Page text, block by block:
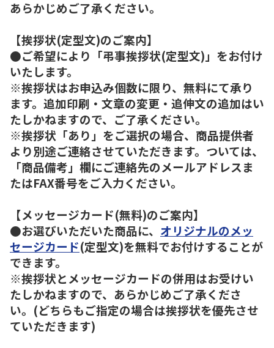
あらかじめご了承ください。
【挨拶状(定型文)のご案内】
●ご希望により「弔事挨拶状(定型文)」をお付け
いたします。
※挨拶状はお申込み個数に限り、無料にて承り
ます。追加印刷・文章の変更・追伸文の追加はい
たしかねますので、ご了承ください。
※挨拶状「あり」をご選択の場合、商品提供者
より別途ご連絡させていただきます。ついては、
「商品備考」欄にご連絡先のメールアドレスま
たはFAX番号をご入力ください。
【メッセージカード(無料)のご案内】
●お選びいただいた商品に、 オリジナルのメッ
セージカード(定型文)を無料でお付けすることが
できます。
※挨拶状とメッセージカードの併用はお受けい
たしかねますので、あらかじめご了承くださ
い。(どちらもご指定の場合は挨拶状を優先させ
ていただきます)